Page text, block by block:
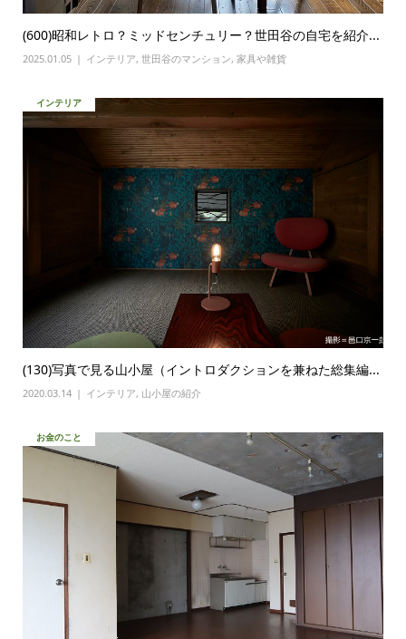
(600)昭和レトロ？ミッドセンチュリー？世田谷の自宅を紹介...
2025.01.05 インテリア, 世田谷のマンション, 家具や雑貨
インテリア
(130)写真で見る山小屋（イントロダクションを兼ねた総集編...
2020.03.14 インテリア, 山小屋の紹介
お金のこと